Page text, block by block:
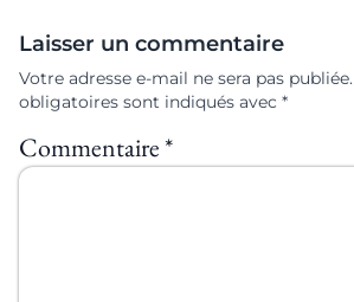
Laisser un commentaire
Votre adresse e-mail ne sera pas publiée.
obligatoires sont indiqués avec *
Commentaire*